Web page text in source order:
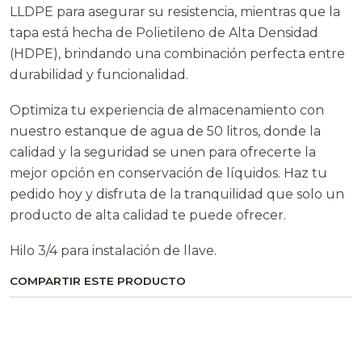
LLDPE para asegurar su resistencia, mientras que la
tapa está hecha de Polietileno de Alta Densidad
(HDPE), brindando una combinación perfecta entre
durabilidad y funcionalidad.
Optimiza tu experiencia de almacenamiento con
nuestro estanque de agua de 50 litros, donde la
calidad y la seguridad se unen para ofrecerte la
mejor opción en conservación de líquidos. Haz tu
pedido hoy y disfruta de la tranquilidad que solo un
producto de alta calidad te puede ofrecer.
Hilo 3/4 para instalación de llave.
COMPARTIR ESTE PRODUCTO